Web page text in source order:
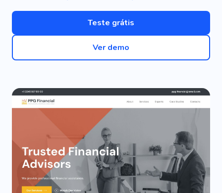
Teste grátis
Ver demo